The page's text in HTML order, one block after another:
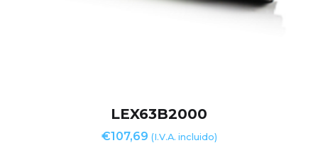
LEX63B2000
€107,69 (I.V.A. incluido)